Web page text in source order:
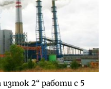
2“ работи с 5